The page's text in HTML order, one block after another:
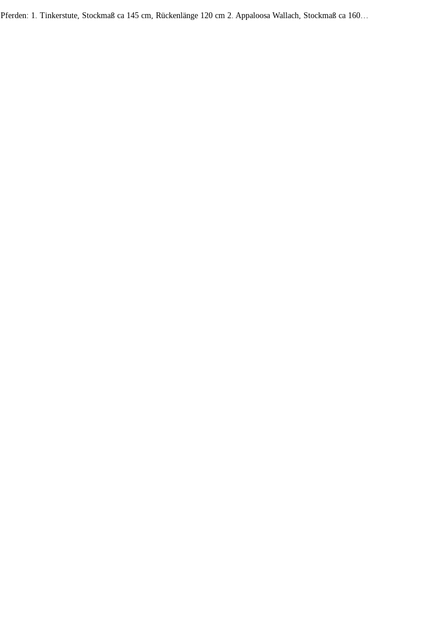
1. Tinkerstute, Stockmaß ca 145 cm, Rückenlänge 120 cm 2. Appaloosa Wallach, Stockmaß ca 160…